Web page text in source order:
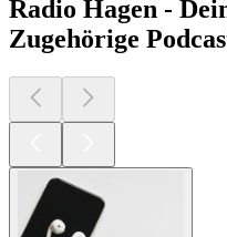
Radio Hagen -
Zugehörige